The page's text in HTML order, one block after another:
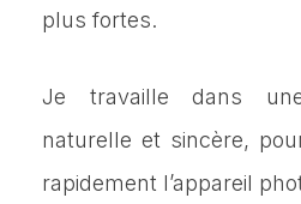
plus fortes.
Je travaille dans
naturelle et sincère,
rapidement l’appareil